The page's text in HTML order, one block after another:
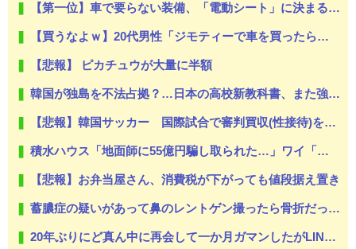
【第一位】車で要らない装備、「電動シート」に決まる・・・
【買うなよｗ】20代男性「ジモティーで車を買ったらリース車だった」53歳無職が逮捕
【悲報】 ピカチュウが大量に半額
韓国が独島を不法占拠？…日本の高校新教科書、また強引な主張＝韓国の反応
【悲報】韓国サッカー 国際試合で審判買収(性接待)をしてた模様wwwwwwwwwwwwwwwwwwwwwwwwwwwwwwwwwwwwwwwwwwwwwwwww
積水ハウス「地面師に55億円騙し取られた…」ワイ「はえーかわいそう…会社滅茶苦茶やろなぁ」
【悲報】お弁当屋さん、消費税が下がっても値段据え置き
蓄膿症の疑いがあって鼻のレントゲン撮ったら骨折だった。そういや幼稚園の頃顔面着地したことがあったが、 母ちゃん当時気づかなかったのかよ・・・
20年ぶりにど真ん中に再会して一か月ガマンしたがLINEで「たまに二人で昔話ができる友達になろう」的なメッセ送信した。昨日まで既読無視